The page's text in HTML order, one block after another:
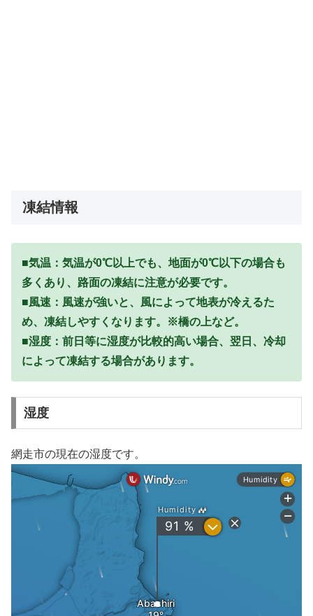
凍結情報
■気温：気温が0℃以上でも、地面が0℃以下の場合も
多くあり、路面の凍結に注意が必要です。
■風速：風速が強いと、風によって地表が冷えるた
め、凍結しやすくなります。※橋の上など。
■湿度：前日等に湿度が比較的高い場合、翌日、冷却
によって凍結する場合があります。
湿度
網走市の現在の湿度です。